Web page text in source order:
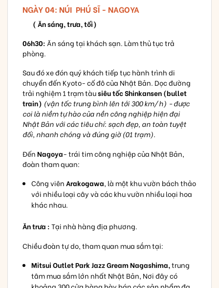
NGÀY 04: NÚI PHÚ SĨ - NAGOYA
( Ăn sáng, trưa, tối)
06h30: Ăn sáng tại khách sạn. Làm thủ tục trả
phòng.
Sau đó xe đón quý khách tiếp tục hành trình di
chuyển đến Kyoto- cố đô của Nhật Bản. Dọc đường
trải nghiệm 1 trạm tàusiêu tốc Shinkansen (bullet
train) (vận tốc trung bình lên tới 300 km/ h) - được
coi là niềm tự hào của nền công nghiệp hiện đại
Nhật Bản với các tiêu chí: sạch đẹp, an toàn tuyệt
đối, nhanh chóng và đúng giờ (01 trạm).
ĐếnNagoya- trái tim công nghiệp của Nhật Bản,
đoàn tham quan:
Công viênArakogawa, là một khu vườn bách thảo
với nhiều loại cây và các khu vườn nhiều loại hoa
khác nhau.
Ăn trưa :Tại nhà hàng địa phương.
Chiều đoàn tự do, tham quan mua sắm tại:
Mitsui Outlet Park Jazz Gream Nagashima,trung
tâm mua sắm lớn nhất Nhật Bản, Nơi đây có